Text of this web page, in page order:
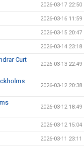
2026-03-17 22:50
2026-03-16 11:59
2026-03-15 20:47
2026-03-14 23:18
Curt
2026-03-13 22:49
2026-03-12 20:38
2026-03-12 18:49
2026-03-12 15:04
2026-03-11 23:11